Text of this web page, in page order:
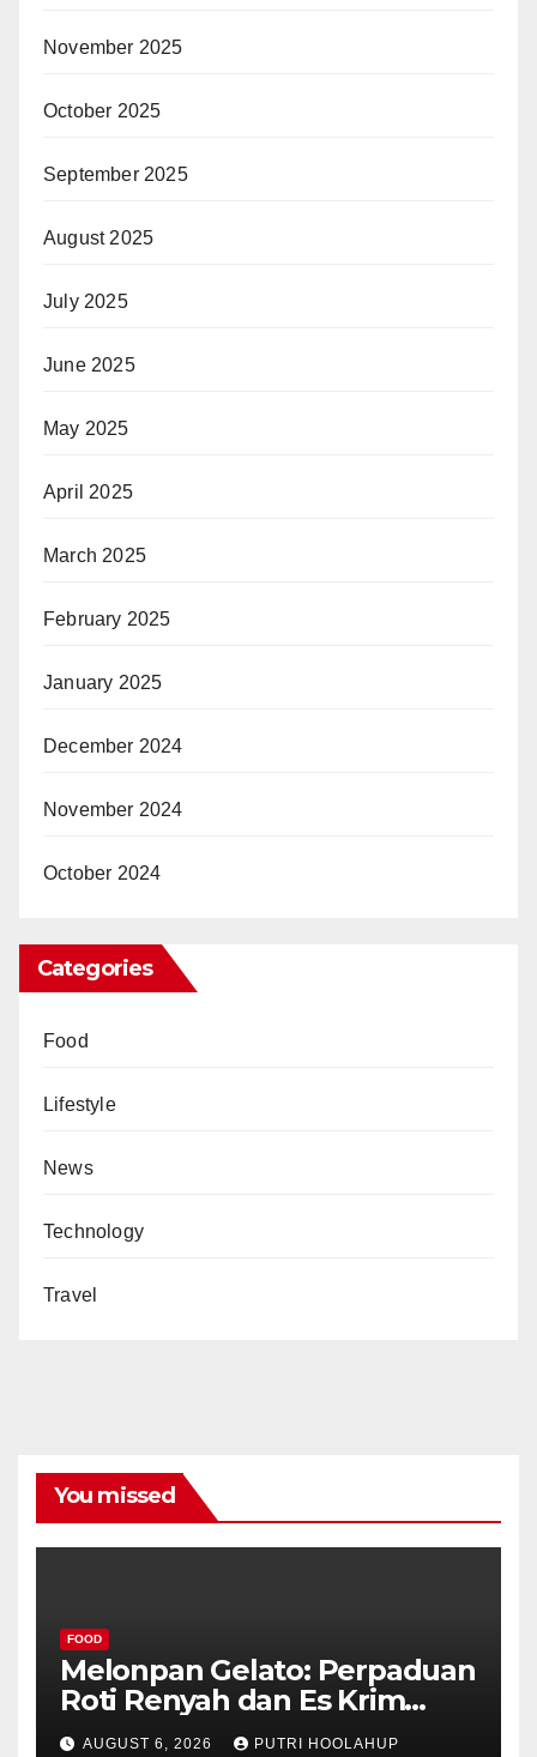
November 2025
October 2025
September 2025
August 2025
July 2025
June 2025
May 2025
April 2025
March 2025
February 2025
January 2025
December 2024
November 2024
October 2024
Categories
Food
Lifestyle
News
Technology
Travel
You missed
FOOD
Melonpan Gelato: Perpaduan
Roti Renyah dan Es Krim
Lembut yang Menggoda
AUGUST 6, 2026 PUTRI HOOLAHUP